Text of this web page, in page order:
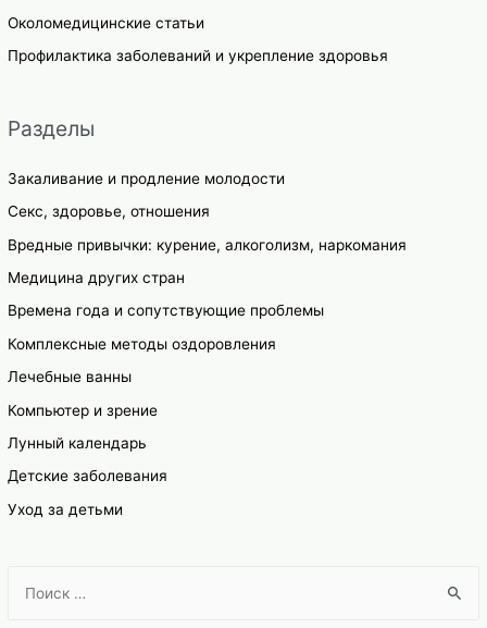
Околомедицинские статьи
Профилактика заболеваний и укрепление здоровья
Разделы
Закаливание и продление молодости
Секс, здоровье, отношения
Вредные привычки: курение, алкоголизм, наркомания
Медицина других стран
Времена года и сопутствующие проблемы
Комплексные методы оздоровления
Лечебные ванны
Компьютер и зрение
Лунный календарь
Детские заболевания
Уход за детьми